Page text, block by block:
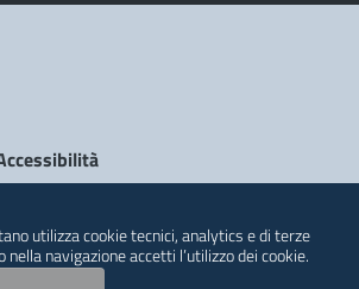
utilizza cookie tecnici, analytics e di terze
nella navigazione accetti l’utilizzo dei cookie.